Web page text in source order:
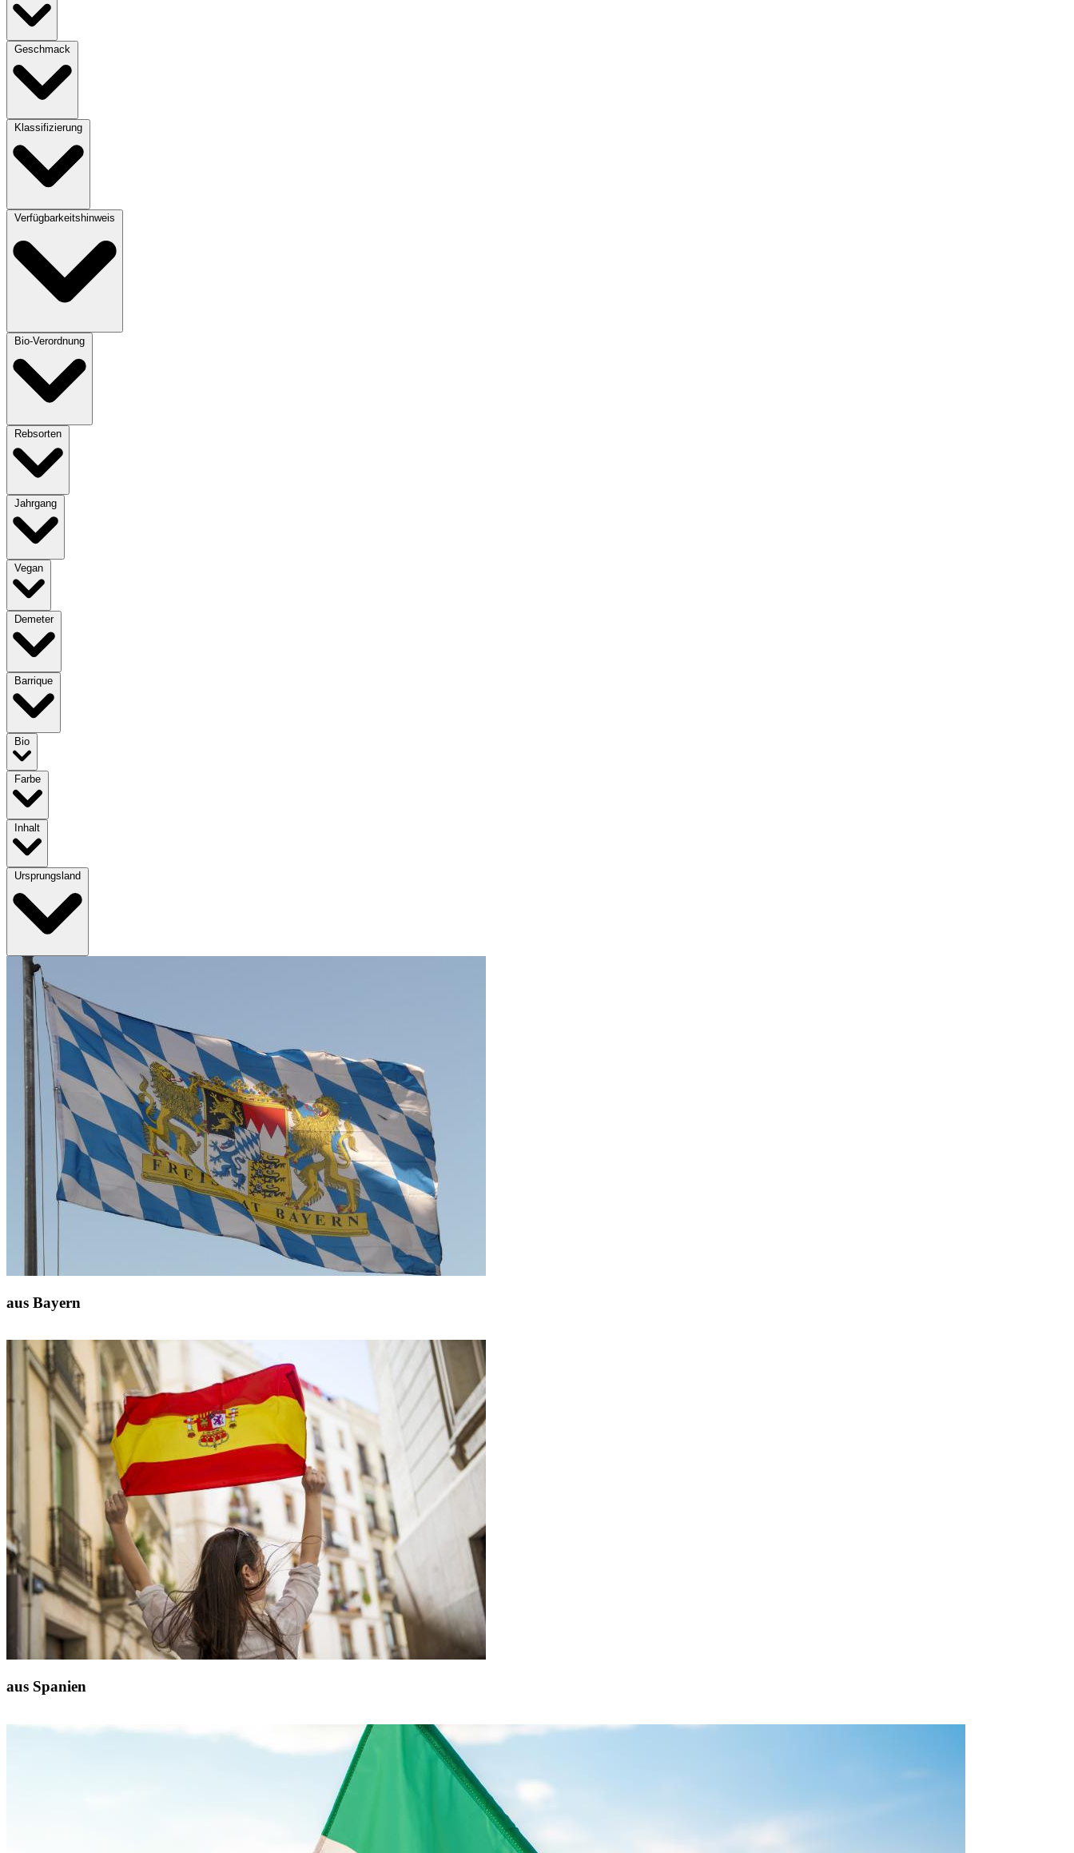
Geschmack
Klassifizierung
Verfügbarkeitshinweis
Bio-Verordnung
Rebsorten
Jahrgang
Vegan
Demeter
Barrique
Bio
Farbe
Inhalt
Ursprungsland
aus Bayern
aus Spanien